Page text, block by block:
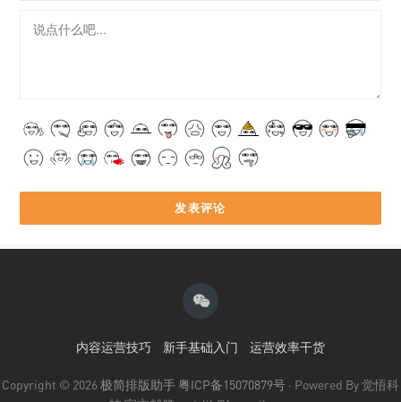
内容运营技巧 新手基础入门 运营效率干货
Copyright © 2026极简排版助手粤ICP备15070879号 · Powered By 觉悟科